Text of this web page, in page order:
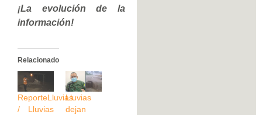
¡La evolución de la
información!
Relacionado
ReporteLluvias
/ Lluvias
Lluvias
dejan